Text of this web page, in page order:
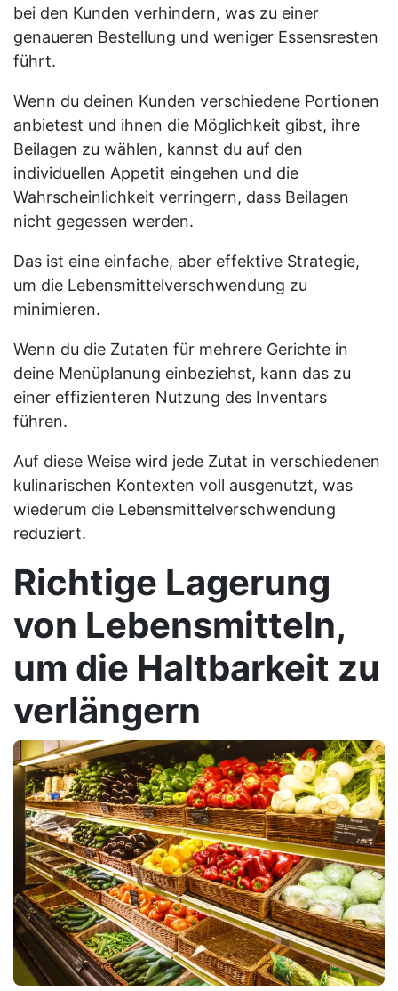
bei den Kunden verhindern, was zu einer
genaueren Bestellung und weniger Essensresten
führt.
Wenn du deinen Kunden verschiedene Portionen
anbietest und ihnen die Möglichkeit gibst, ihre
Beilagen zu wählen, kannst du auf den
individuellen Appetit eingehen und die
Wahrscheinlichkeit verringern, dass Beilagen
nicht gegessen werden.
Das ist eine einfache, aber effektive Strategie,
um die Lebensmittelverschwendung zu
minimieren.
Wenn du die Zutaten für mehrere Gerichte in
deine Menüplanung einbeziehst, kann das zu
einer effizienteren Nutzung des Inventars
führen.
Auf diese Weise wird jede Zutat in verschiedenen
kulinarischen Kontexten voll ausgenutzt, was
wiederum die Lebensmittelverschwendung
reduziert.
Richtige Lagerung
von Lebensmitteln,
um die Haltbarkeit zu
verlängern